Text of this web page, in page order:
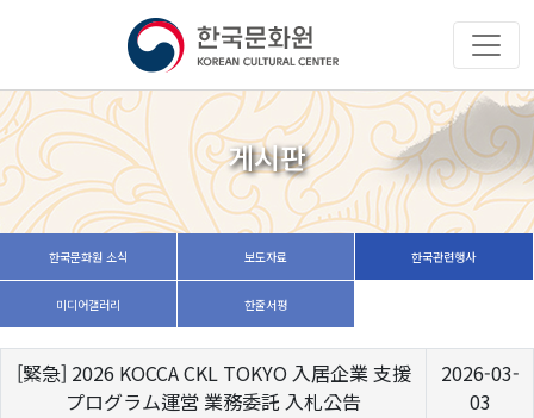
게시판
한국문화원 소식 보도자료 한국관련행사
미디어갤러리 한줄서평
[緊急] 2026 KOCCA CKL TOKYO 入居企業 支援
プログラム運営 業務委託 入札公告
2026-03-
03